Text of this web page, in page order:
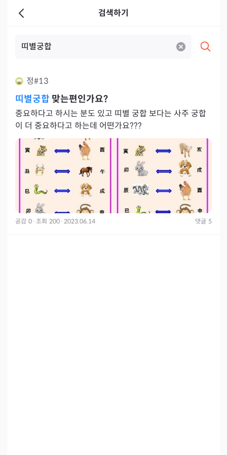
검색하기
정#13
띠별궁합 맞는편인가요?
중요하다고 하시는 분도 있고 띠별 궁합 보다는 사주 궁합
이 더 중요하다고 하는데 어떤가요???
공감 0 · 조회 200 · 2023.06.14 댓글 5